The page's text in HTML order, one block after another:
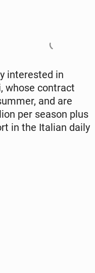
in­ter­est­ed in
whose con­tract
and are
per season plus
in the Italian daily